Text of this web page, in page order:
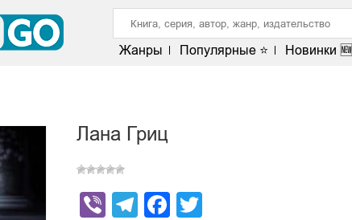
Жанры Популярные ⭐ Новинки 🆕
Лана Гриц
ViberTelegram
Facebook